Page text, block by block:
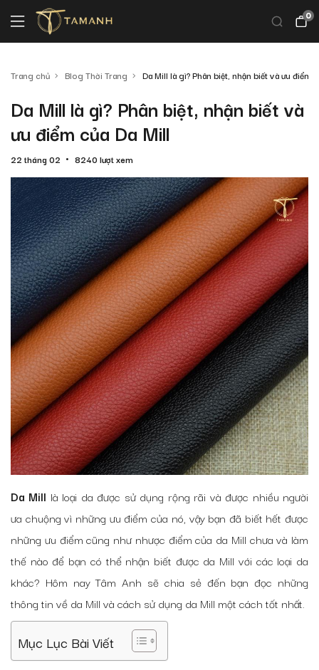
0
Trang chủ Blog Thời Trang Da Mill là gì? Phân biệt, nhận biết và ưu điểm
Da Mill là gì? Phân biệt, nhận biết và
ưu điểm của Da Mill
22 tháng 02 8240 lượt xem
Da Mill là loại da được sử dụng rộng rãi và được nhiều người
ưa chuộng vì những ưu điểm của nó, vậy bạn đã biết hết được
những ưu điểm cũng như nhược điểm của da Mill chưa và làm
thế nào để bạn có thể nhận biết được da Mill với các loại da
khác? Hôm nay Tâm Anh sẽ chia sẻ đến bạn đọc những
thông tin về da Mill và cách sử dụng da Mill một cách tốt nhất.
Mục Lục Bài Viết